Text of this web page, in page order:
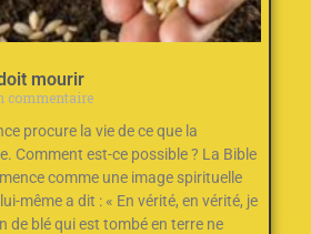
mourir
commentaire
procure la vie de ce que la
Comment est-ce possible ? La Bible
comme une image spirituelle
même a dit : « En vérité, en vérité, je
de blé qui est tombé en terre ne